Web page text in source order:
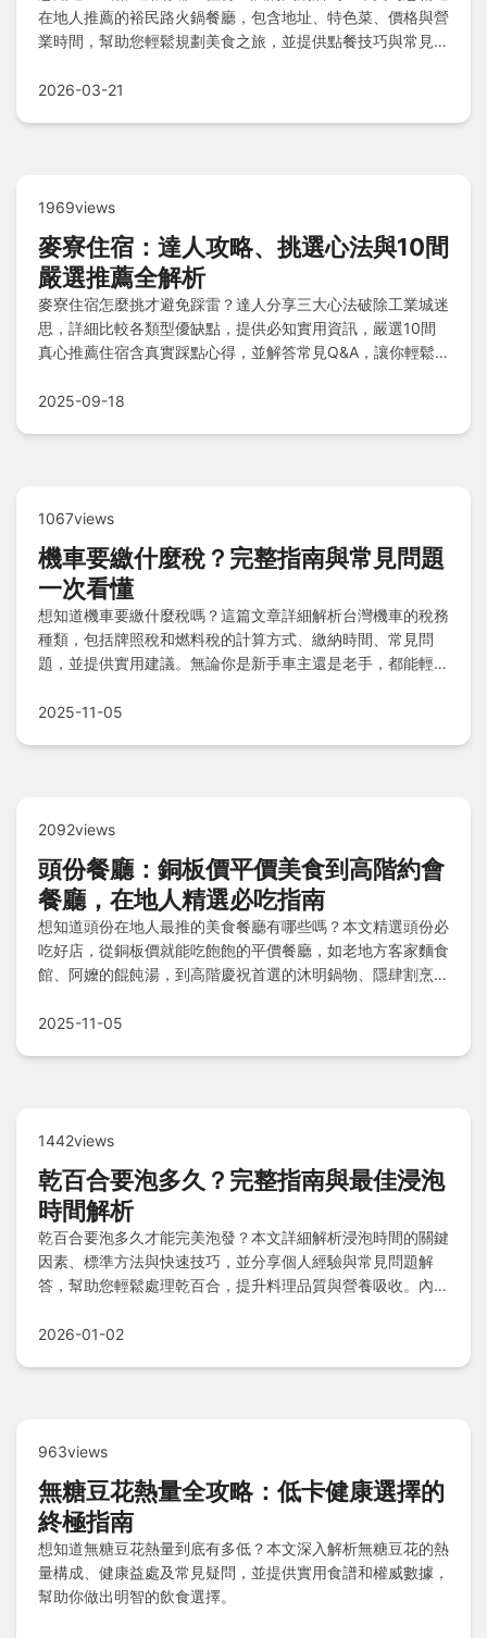
在地人推薦的裕民路火鍋餐廳，包含地址、特色菜、價格與營
業時間，幫助您輕鬆規劃美食之旅，並提供點餐技巧與常見錯
2026-03-21
1969views
麥寮住宿：達人攻略、挑選心法與10間
嚴選推薦全解析
麥寮住宿怎麼挑才避免踩雷？達人分享三大心法破除工業城迷
思，詳細比較各類型優缺點，提供必知實用資訊，嚴選10間
真心推薦住宿含真實踩點心得，並解答常見Q&A，讓你輕鬆
2025-09-18
1067views
機車要繳什麼稅？完整指南與常見問題
一次看懂
想知道機車要繳什麼稅嗎？這篇文章詳細解析台灣機車的稅務
種類，包括牌照稅和燃料稅的計算方式、繳納時間、常見問
題，並提供實用建議。無論你是新手車主還是老手，都能輕鬆
2025-11-05
2092views
頭份餐廳：銅板價平價美食到高階約會
餐廳，在地人精選必吃指南
想知道頭份在地人最推的美食餐廳有哪些嗎？本文精選頭份必
吃好店，從銅板價就能吃飽飽的平價餐廳，如老地方客家麵食
館、阿嬤的餛飩湯，到高階慶祝首選的沐明鍋物、隱肆割烹壽
食地圖！
2025-11-05
1442views
乾百合要泡多久？完整指南與最佳浸泡
時間解析
乾百合要泡多久才能完美泡發？本文詳細解析浸泡時間的關鍵
因素、標準方法與快速技巧，並分享個人經驗與常見問題解
答，幫助您輕鬆處理乾百合，提升料理品質與營養吸收。內容
2026-01-02
963views
無糖豆花熱量全攻略：低卡健康選擇的
終極指南
想知道無糖豆花熱量到底有多低？本文深入解析無糖豆花的熱
量構成、健康益處及常見疑問，並提供實用食譜和權威數據，
幫助你做出明智的飲食選擇。